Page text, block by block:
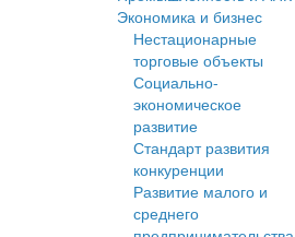
Экономика и бизнес
Нестационарные
торговые объекты
Социально-
экономическое
развитие
Стандарт развития
конкуренции
Развитие малого и
среднего